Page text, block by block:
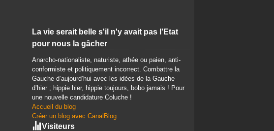
La vie serait belle s'il n'y avait pas l'Etat
pour nous la gâcher
Anarcho-nationaliste, naturiste, athée ou paien, anti-
conformiste et politiquement incorrect. Combattre la
Gauche d’aujourd’hui avec les idées de la Gauche
d’hier ; hippie hier, hippie toujours, bobo jamais ! Pour
une nouvelle candidature Coluche !
Accueil du blog
Créer un blog avec CanalBlog
Visiteurs